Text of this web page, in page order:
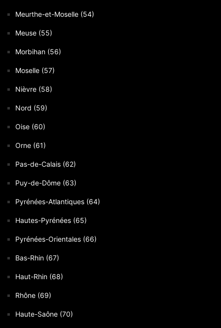
Meurthe-et-Moselle (54)
Meuse (55)
Morbihan (56)
Moselle (57)
Nièvre (58)
Nord (59)
Oise (60)
Orne (61)
Pas-de-Calais (62)
Puy-de-Dôme (63)
Pyrénées-Atlantiques (64)
Hautes-Pyrénées (65)
Pyrénées-Orientales (66)
Bas-Rhin (67)
Haut-Rhin (68)
Rhône (69)
Haute-Saône (70)